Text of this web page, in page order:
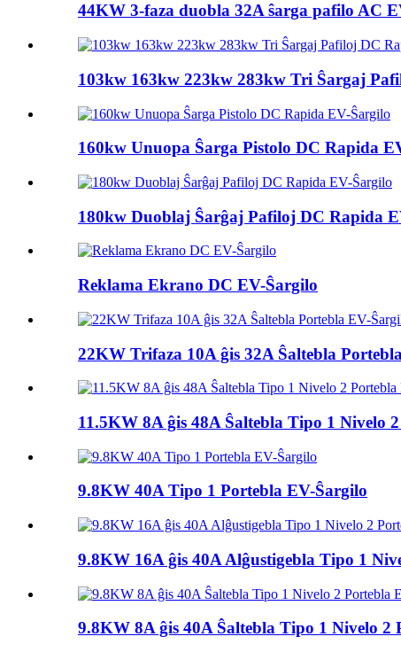
44KW 3-faza duobla 32A ŝarga pafilo AC
103kw 163kw 223kw 283kw Tri Ŝargaj
160kw Unuopa Ŝarga Pistolo DC Rapida
180kw Duoblaj Ŝarĝaj Pafiloj DC Rapida
Reklama Ekrano DC EV-Ŝargilo
22KW Trifaza 10A ĝis 32A Ŝaltebla
11.5KW 8A ĝis 48A Ŝaltebla Tipo 1 Nivelo
9.8KW 40A Tipo 1 Portebla EV-Ŝargilo
9.8KW 16A ĝis 40A Alĝustigebla Tipo 1
9.8KW 8A ĝis 40A Ŝaltebla Tipo 1 Nivelo 2